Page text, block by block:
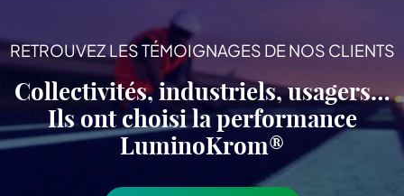
RETROUVEZ LES TÉMOIGNAGES DE NOS CLIENTS
Collectivités, industriels, usagers…
Ils ont choisi la performance
LuminoKrom®